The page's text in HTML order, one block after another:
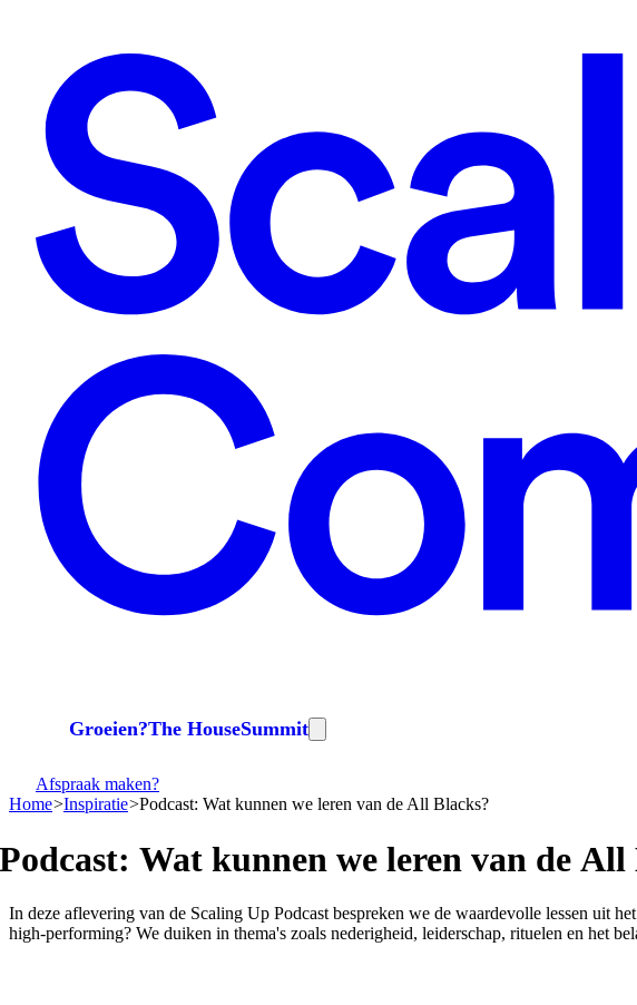
Groeien?The HouseSummit
Afspraak maken?
Home Inspiratie Podcast: Wat kunnen we leren van de All Blacks?
Wat kunnen we leren van de All
In deze aflevering van de Scaling Up Podcast bespreken we de waardevolle lessen uit
high-performing? We duiken in thema's zoals nederigheid, leiderschap, rituelen en het